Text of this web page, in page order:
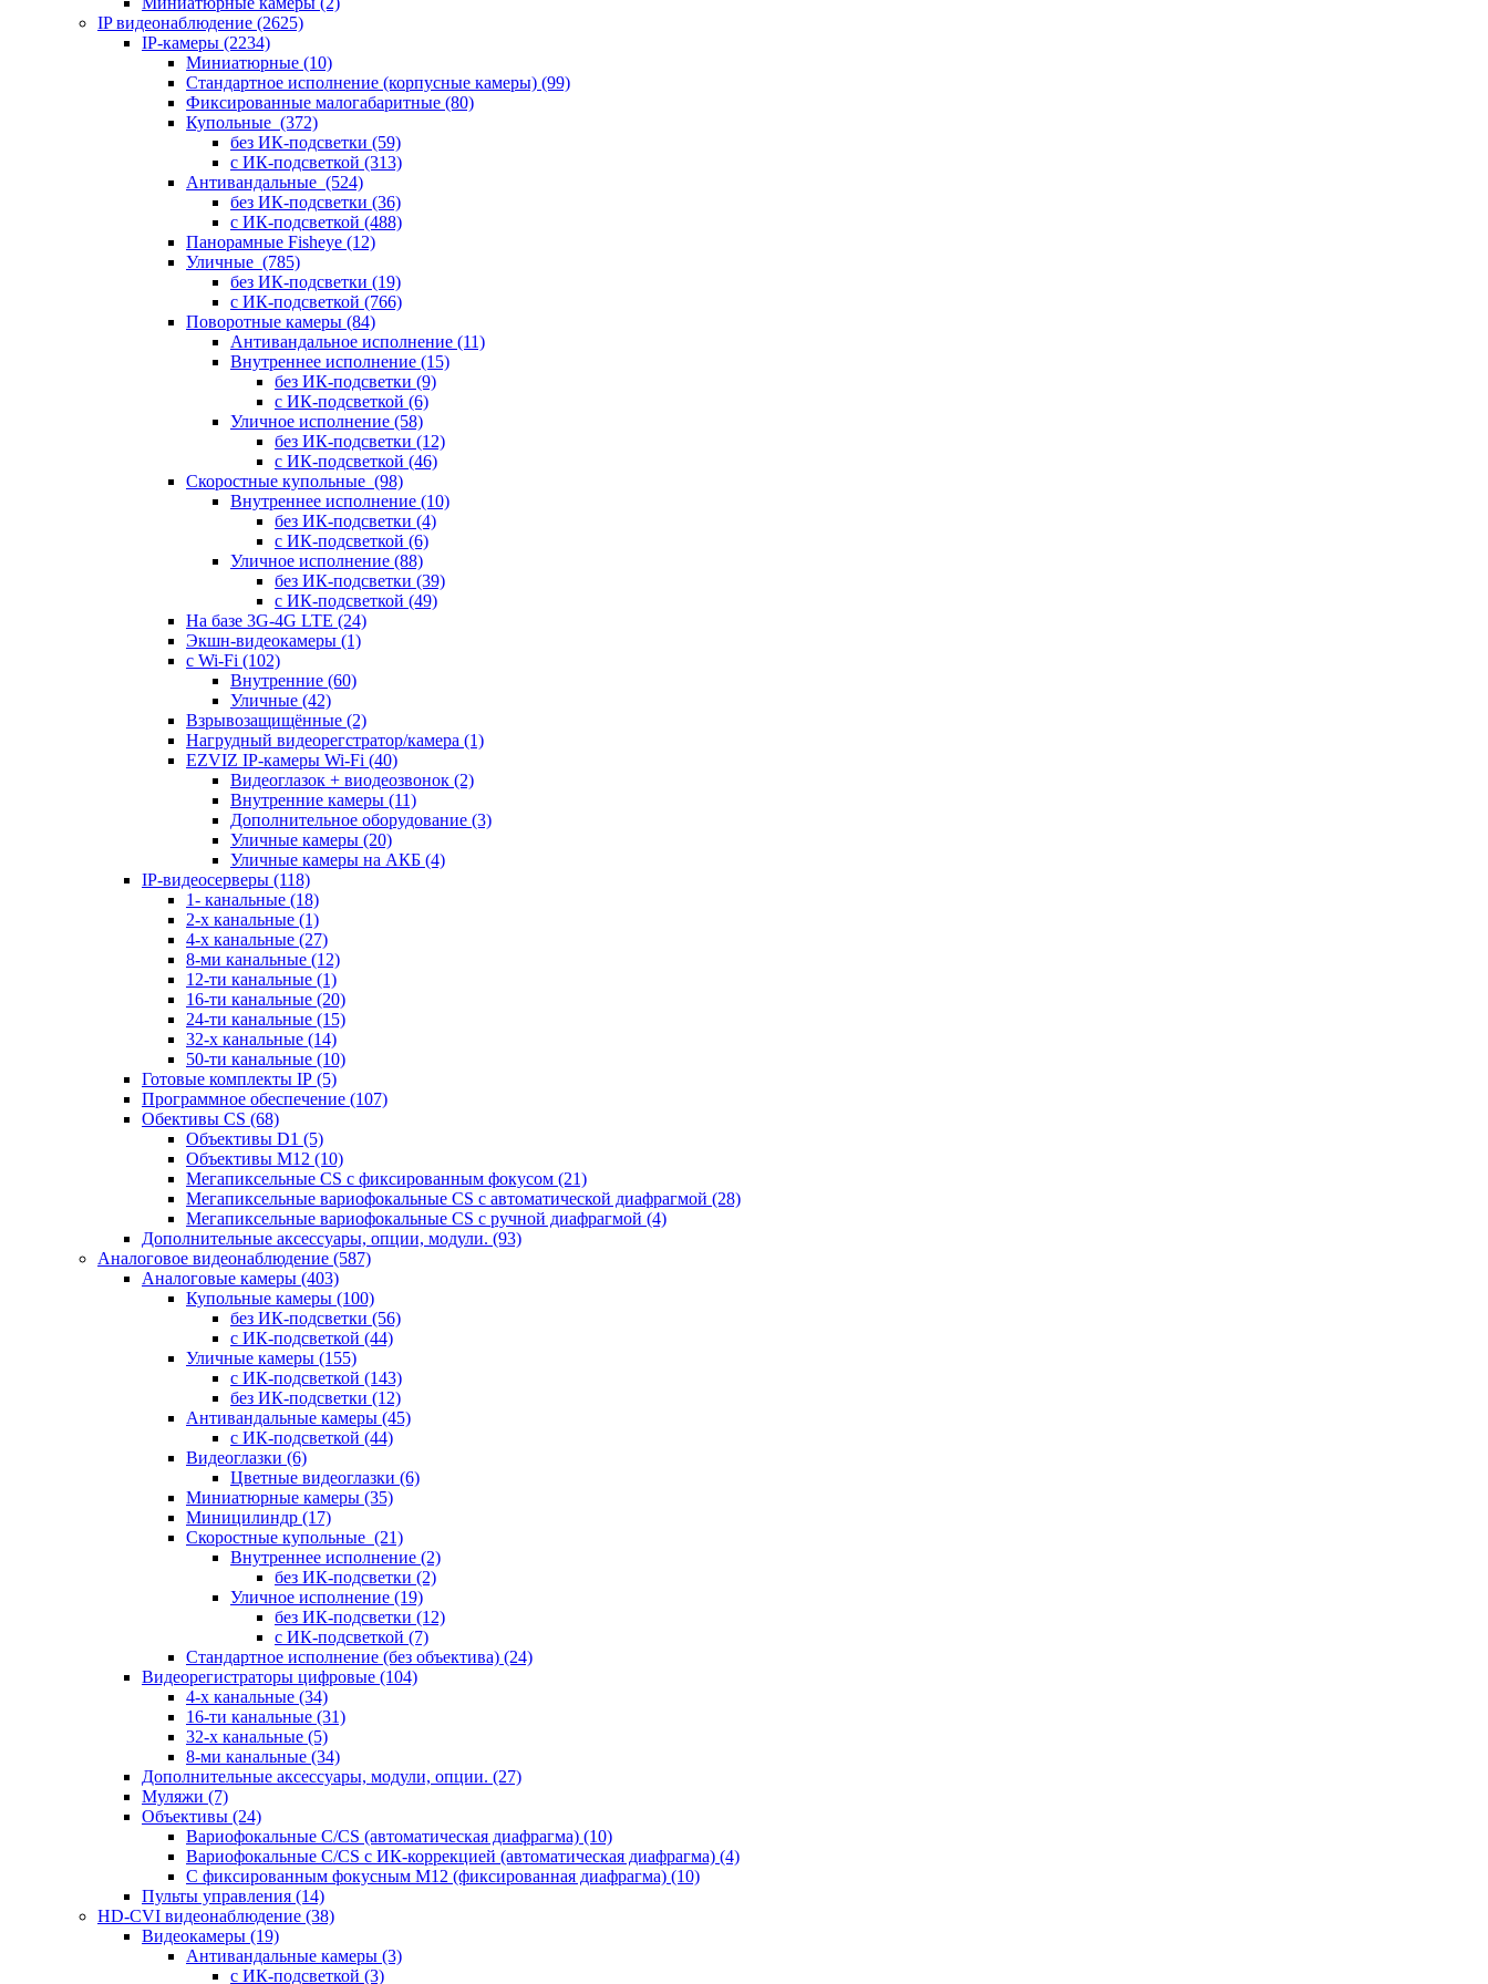
IP видеонаблюдение (2625)
IP-камеры (2234)
Миниатюрные (10)
Стандартное исполнение (корпусные камеры) (99)
Фиксированные малогабаритные (80)
Купольные (372)
без ИК-подсветки (59)
с ИК-подсветкой (313)
Антивандальные (524)
без ИК-подсветки (36)
с ИК-подсветкой (488)
Панорамные Fisheye (12)
Уличные (785)
без ИК-подсветки (19)
с ИК-подсветкой (766)
Поворотные камеры (84)
Антивандальное исполнение (11)
Внутреннее исполнение (15)
без ИК-подсветки (9)
с ИК-подсветкой (6)
Уличное исполнение (58)
без ИК-подсветки (12)
с ИК-подсветкой (46)
Скоростные купольные (98)
Внутреннее исполнение (10)
без ИК-подсветки (4)
с ИК-подсветкой (6)
Уличное исполнение (88)
без ИК-подсветки (39)
с ИК-подсветкой (49)
На базе 3G-4G LTE (24)
Экшн-видеокамеры (1)
с Wi-Fi (102)
Внутренние (60)
Уличные (42)
Взрывозащищённые (2)
Нагрудный видеорегстратор/камера (1)
EZVIZ IP-камеры Wi-Fi (40)
Видеоглазок + виодеозвонок (2)
Внутренние камеры (11)
Дополнительное оборудование (3)
Уличные камеры (20)
Уличные камеры на АКБ (4)
IP-видеосерверы (118)
1- канальные (18)
2-х канальные (1)
4-х канальные (27)
8-ми канальные (12)
12-ти канальные (1)
16-ти канальные (20)
24-ти канальные (15)
32-х канальные (14)
50-ти канальные (10)
Готовые комплекты IP (5)
Программное обеспечение (107)
Обективы CS (68)
Объективы D1 (5)
Объективы M12 (10)
Мегапиксельные CS c фиксированным фокусом (21)
Мегапиксельные вариофокальные CS c автоматической диафрагмой (28)
Мегапиксельные вариофокальные CS c ручной диафрагмой (4)
Дополнительные аксессуары, опции, модули. (93)
Аналоговое видеонаблюдение (587)
Аналоговые камеры (403)
Купольные камеры (100)
без ИК-подсветки (56)
с ИК-подсветкой (44)
Уличные камеры (155)
с ИК-подсветкой (143)
без ИК-подсветки (12)
Антивандальные камеры (45)
с ИК-подсветкой (44)
Видеоглазки (6)
Цветные видеоглазки (6)
Миниатюрные камеры (35)
Миницилиндр (17)
Скоростные купольные (21)
Внутреннее исполнение (2)
без ИК-подсветки (2)
Уличное исполнение (19)
без ИК-подсветки (12)
с ИК-подсветкой (7)
Стандартное исполнение (без объектива) (24)
Видеорегистраторы цифровые (104)
4-х канальные (34)
16-ти канальные (31)
32-х канальные (5)
8-ми канальные (34)
Дополнительные аксессуары, модули, опции. (27)
Муляжи (7)
Объективы (24)
Вариофокальные C/CS (автоматическая диафрагма) (10)
Вариофокальные C/CS с ИК-коррекцией (автоматическая диафрагма) (4)
С фиксированным фокусным М12 (фиксированная диафрагма) (10)
Пульты управления (14)
HD-CVI видеонаблюдение (38)
Видеокамеры (19)
Антивандальные камеры (3)
с ИК-подсветкой (3)